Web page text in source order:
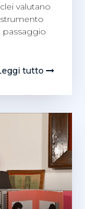
valutano
passaggio
tutto